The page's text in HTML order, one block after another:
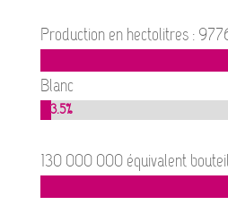
Production en hectolitres :
Blanc
3.5%
3.5%
130 000 000 équivalent